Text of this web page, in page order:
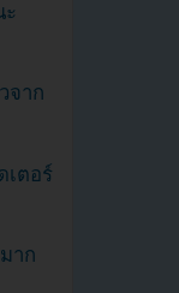
จาก
เตอร์
าก